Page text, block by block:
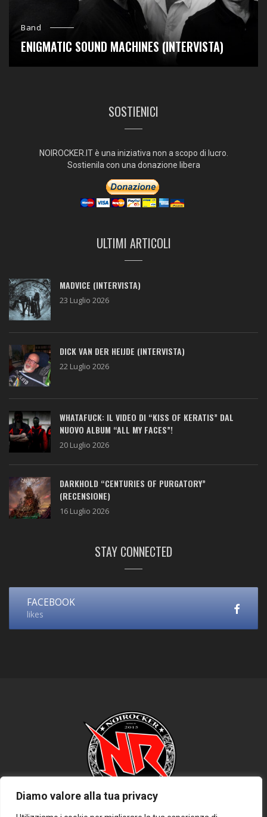
Diamo valore alla tua privacy
Band
ENIGMATIC SOUND MACHINES (INTERVISTA)
SOSTIENICI
NOIROCKER.IT è una iniziativa non a scopo di lucro.
Sostienila con una donazione libera
ULTIMI ARTICOLI
MADVICE (INTERVISTA)
23 Luglio 2026
DICK VAN DER HEIJDE (INTERVISTA)
22 Luglio 2026
WHATAFUCK: IL VIDEO DI “KISS OF KERATIS” DAL
NUOVO ALBUM “ALL MY FACES”!
20 Luglio 2026
DARKHOLD “CENTURIES OF PURGATORY”
(RECENSIONE)
16 Luglio 2026
STAY CONNECTED
FACEBOOK
likes